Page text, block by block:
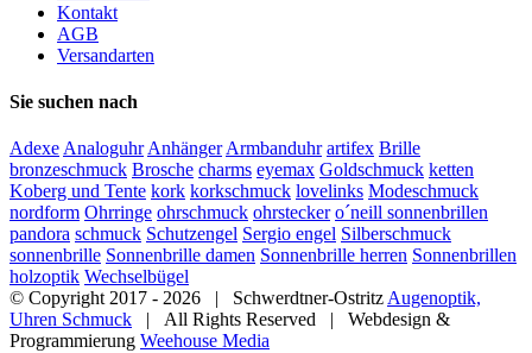
Kontakt
AGB
Versandarten
Sie suchen nach
Adexe Analoguhr Anhänger Armbanduhr artifex Brille
bronzeschmuck Brosche charms eyemax Goldschmuck ketten
Koberg und Tente kork korkschmuck lovelinks Modeschmuck
nordform Ohrringe ohrschmuck ohrstecker o´neill sonnenbrillen
pandora schmuck Schutzengel Sergio engel Silberschmuck
sonnenbrille Sonnenbrille damen Sonnenbrille herren Sonnenbrillen
holzoptik Wechselbügel
© Copyright 2017 - 2026 | Schwerdtner-Ostritz Augenoptik,
Uhren Schmuck | All Rights Reserved | Webdesign &
Programmierung Weehouse Media